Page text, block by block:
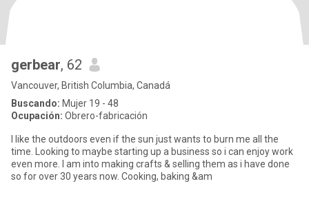
gerbear, 62
Vancouver, British Columbia, Canadá
Buscando: Mujer 19 - 48
Ocupación: Obrero-fabricación
I like the outdoors even if the sun just wants to burn me all the
time. Looking to maybe starting up a business so i can enjoy work
even more. I am into making crafts & selling them as i have done
so for over 30 years now. Cooking, baking &am